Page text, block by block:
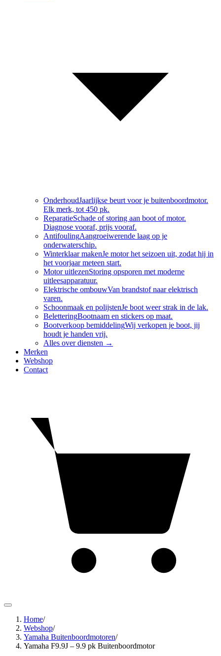
OnderhoudJaarlijkse beurt voor je buitenboordmotor.
Elk merk, tot 450 pk.
ReparatieSchade of storing aan boot of motor.
Diagnose vooraf, prijs vooraf.
AntifoulingAangroeiwerende laag op je
onderwaterschip.
Winterklaar makenJe motor het seizoen uit, zodat hij in
het voorjaar meteen start.
Motor uitlezenStoring opsporen met moderne
uitleesapparatuur.
Elektrische ombouwVan brandstof naar elektrisch
varen.
Schoonmaak en polijstenJe boot weer strak in de lak.
BeletteringBootnaam en stickers op maat.
Bootverkoop bemiddelingWij verkopen je boot, jij
houdt je handen vrij.
Alles overdiensten →
Merken
Webshop
Contact
Home/
Webshop/
Yamaha Buitenboordmotoren/
Yamaha F9.9J – 9.9 pk Buitenboordmotor